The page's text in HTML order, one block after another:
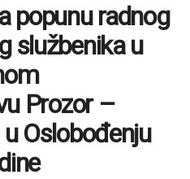
popunu radnog
službenika u
Prozor –
Oslobođenju